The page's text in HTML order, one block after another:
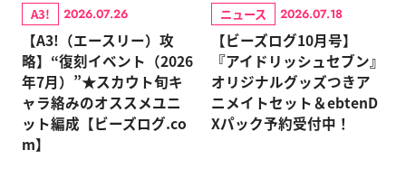
A3! 2026.07.26
【A3!（エースリー）攻
略】“復刻イベント（2026
年7月）”★スカウト旬キ
ャラ絡みのオススメユニ
ット編成【ビーズログ.co
m】
ニュース 2026.07.18
【ビーズログ10月号】
『アイドリッシュセブン』
オリジナルグッズつきア
ニメイトセット＆ebtenD
Xパック予約受付中！